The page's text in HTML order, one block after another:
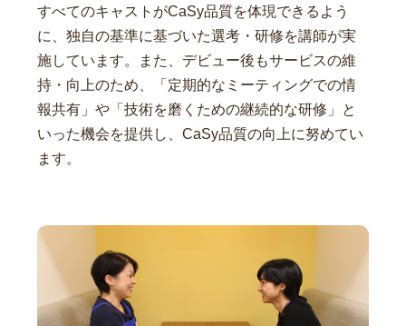
すべてのキャストがCaSy品質を体現できるよう
に、独自の基準に基づいた選考・研修を講師が実
施しています。また、デビュー後もサービスの維
持・向上のため、「定期的なミーティングでの情
報共有」や「技術を磨くための継続的な研修」と
いった機会を提供し、CaSy品質の向上に努めてい
ます。